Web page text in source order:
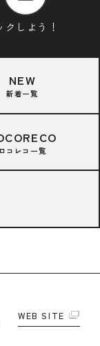
しよう！
NEW
新着一覧
ロコレコ一覧
WEB SITE